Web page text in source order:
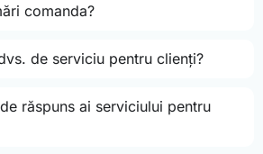
comanda?
de serviciu pentru clienți?
răspuns ai serviciului pentru